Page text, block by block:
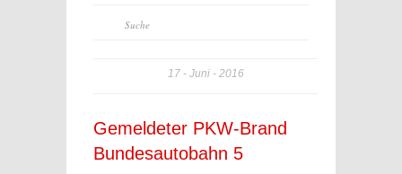
17 Juni 2016
Gemeldeter PKW-Brand
Bundesautobahn 5